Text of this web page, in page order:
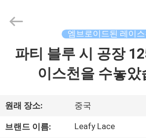
품
소
2021
Textiles
엠브로이드된 레이스
파티 블루 시 공장
이스천을 수놓았
원래 장소: 중국
브랜드 이름: Leafy Lace